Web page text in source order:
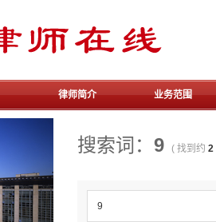
骆
振
中
律师简介 业务范围
搜索词： 9 ( 找到约 2